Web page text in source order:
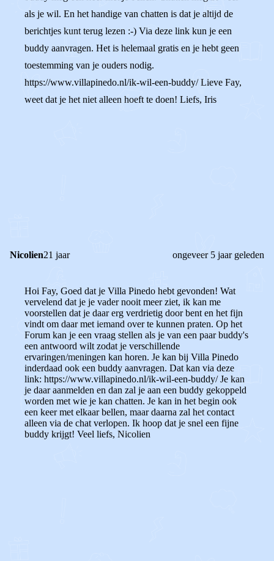
als je wil. En het handige van chatten is dat je altijd de
berichtjes kunt terug lezen :-) Via deze link kun je een
buddy aanvragen. Het is helemaal gratis en je hebt geen
toestemming van je ouders nodig.
https://www.villapinedo.nl/ik-wil-een-buddy/ Lieve Fay,
weet dat je het niet alleen hoeft te doen! Liefs, Iris
Nicolien21 jaar ongeveer 5 jaar geleden
Hoi Fay, Goed dat je Villa Pinedo hebt gevonden! Wat
vervelend dat je je vader nooit meer ziet, ik kan me
voorstellen dat je daar erg verdrietig door bent en het fijn
vindt om daar met iemand over te kunnen praten. Op het
Forum kan je een vraag stellen als je van een paar buddy's
een antwoord wilt zodat je verschillende
ervaringen/meningen kan horen. Je kan bij Villa Pinedo
inderdaad ook een buddy aanvragen. Dat kan via deze
link: https://www.villapinedo.nl/ik-wil-een-buddy/ Je kan
je daar aanmelden en dan zal je aan een buddy gekoppeld
worden met wie je kan chatten. Je kan in het begin ook
een keer met elkaar bellen, maar daarna zal het contact
alleen via de chat verlopen. Ik hoop dat je snel een fijne
buddy krijgt! Veel liefs, Nicolien